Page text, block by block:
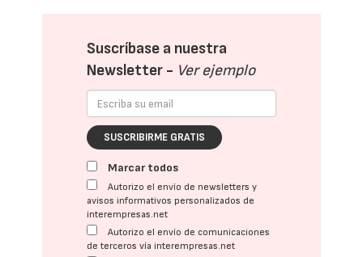
Suscríbase a nuestra
Newsletter - Ver ejemplo
SUSCRIBIRME GRATIS
Marcar todos
Autorizo el envío de newsletters y
avisos informativos personalizados de
interempresas.net
Autorizo el envío de comunicaciones
de terceros vía interempresas.net